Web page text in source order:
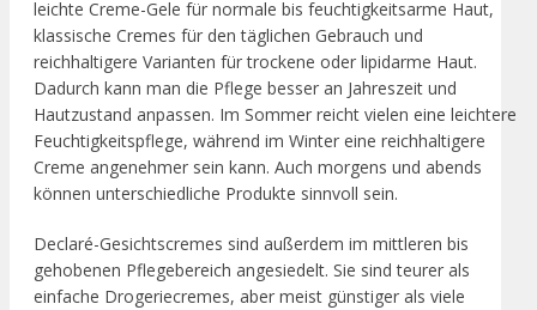
leichte Creme-Gele für normale bis feuchtigkeitsarme Haut,
klassische Cremes für den täglichen Gebrauch und
reichhaltigere Varianten für trockene oder lipidarme Haut.
Dadurch kann man die Pflege besser an Jahreszeit und
Hautzustand anpassen. Im Sommer reicht vielen eine leichtere
Feuchtigkeitspflege, während im Winter eine reichhaltigere
Creme angenehmer sein kann. Auch morgens und abends
können unterschiedliche Produkte sinnvoll sein.
Declaré-Gesichtscremes sind außerdem im mittleren bis
gehobenen Pflegebereich angesiedelt. Sie sind teurer als
einfache Drogeriecremes, aber meist günstiger als viele